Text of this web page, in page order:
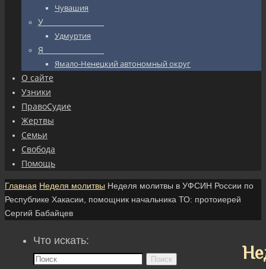
Чувашия
У_________________
Удмуртия
Я_________________
Ямало-Ненецкий автономный округ
О сайте
Узники
ПравоСудие
Жертвы
Семьи
Свобода
Помощь
Главная Неделя молитвы Неделя молитвы в УФСИН России по
Республике Хакасии, помощник начальника ТО: протоиерей
Сергий Бабайцев
Что искать:
Поиск